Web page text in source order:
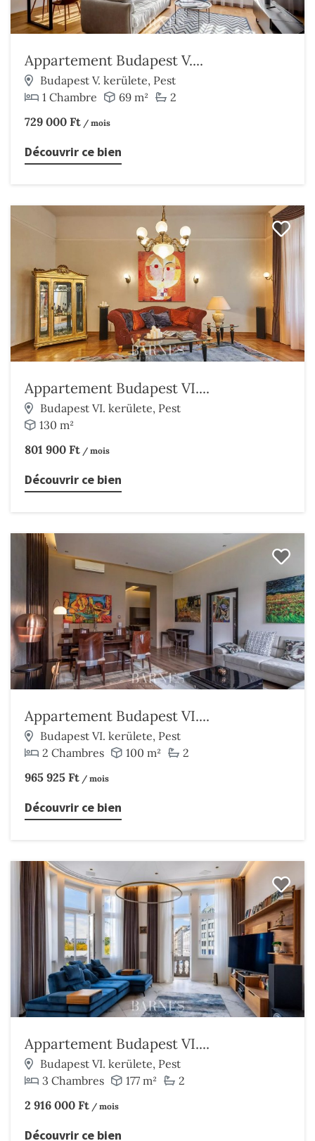
Appartement Budapest V....
Budapest V. kerülete, Pest
1 Chambre
69 m²
2
729 000 Ft / mois
Découvrir ce bien
Appartement Budapest VI....
Budapest VI. kerülete, Pest
130 m²
801 900 Ft / mois
Découvrir ce bien
Appartement Budapest VI....
Budapest VI. kerülete, Pest
2 Chambres
100 m²
2
965 925 Ft / mois
Découvrir ce bien
Appartement Budapest VI....
Budapest VI. kerülete, Pest
3 Chambres
177 m²
2
2 916 000 Ft / mois
Découvrir ce bien